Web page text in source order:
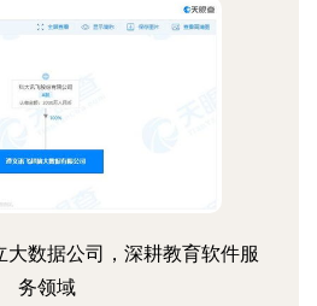
数据公司，深耕教育软件服
务领域